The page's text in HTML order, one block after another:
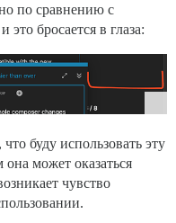
по сравнению с
бросается в глаза:
буду использовать эту
может оказаться
чувство